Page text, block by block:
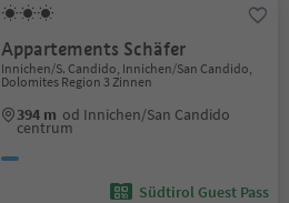
Appartements Schäfer
Innichen/S. Candido, Innichen/San Candido,
Dolomites Region 3 Zinnen
394 m od Innichen/San Candido
centrum
Südtirol Guest Pass